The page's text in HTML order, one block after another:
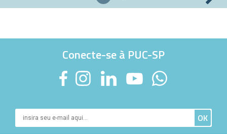
Páginas
Conecte-se à PUC-SP